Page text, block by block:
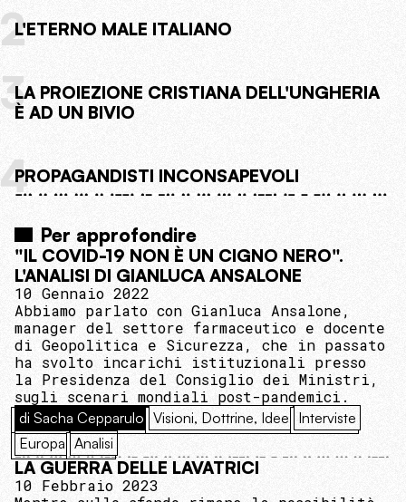
2L'ETERNO MALE ITALIANO
3LA PROIEZIONE CRISTIANA DELL'UNGHERIA
È AD UN BIVIO
4PROPAGANDISTI INCONSAPEVOLI
Per approfondire
"IL COVID-19 NON È UN CIGNO NERO".
L'ANALISI DI GIANLUCA ANSALONE
10 Gennaio 2022
Abbiamo parlato con Gianluca Ansalone,
manager del settore farmaceutico e docente
di Geopolitica e Sicurezza, che in passato
ha svolto incarichi istituzionali presso
la Presidenza del Consiglio dei Ministri,
sugli scenari mondiali post-pandemici.
di Sacha Cepparulo Visioni, Dottrine, Idee Interviste
Europa Analisi
LA GUERRA DELLE LAVATRICI
10 Febbraio 2023